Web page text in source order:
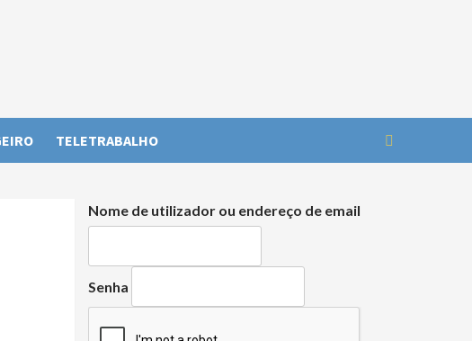
TELETRABALHO
Nome de utilizador ou endereço de email
Senha